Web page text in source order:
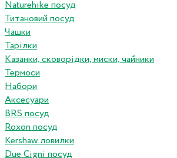
Naturehike посуд
Титановий посуд
Чашки
Тарілки
Казанки, сковорідки, миски, чайники
Термоси
Набори
Аксесуари
BRS посуд
Roxon посуд
Kershaw ловилки
Due Cigni посуд